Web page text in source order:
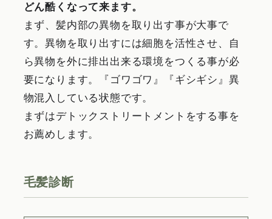
どん酷くなって来ます。
まず、髪内部の異物を取り出す事が大事で
す。異物を取り出すには細胞を活性させ、自
ら異物を外に排出出来る環境をつくる事が必
要になります。『ゴワゴワ』『ギシギシ』異
物混入している状態です。
まずはデトックストリートメントをする事を
お薦めします。
毛髪診断